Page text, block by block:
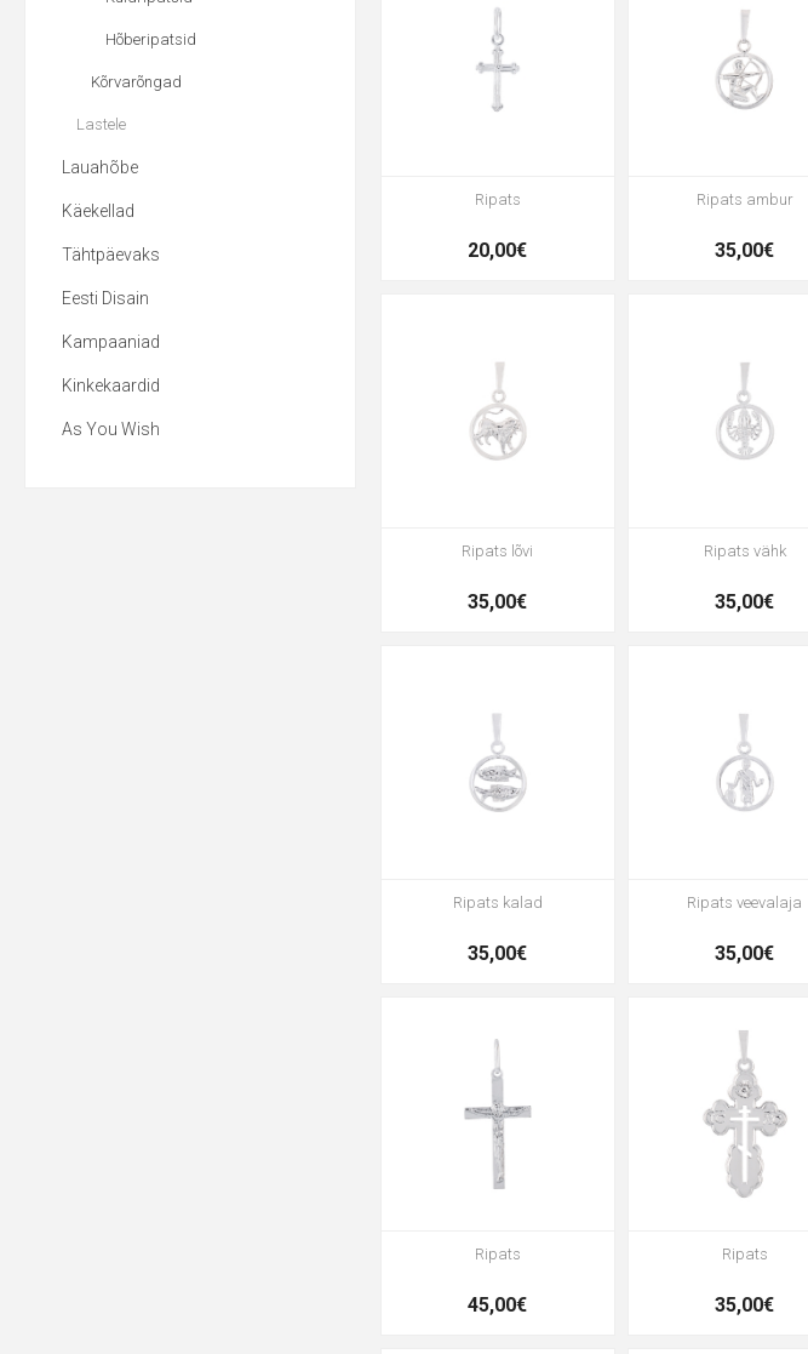
Ripats
20,00€
Ripats ambur
35,00€
Ripats lõvi
35,00€
Ripats vähk
35,00€
Ripats kalad
35,00€
Ripats veevalaja
35,00€
Ripats
45,00€
Ripats
35,00€
Hõberipatsid
Kõrvarõngad
Lastele
Lauahõbe
Käekellad
Tähtpäevaks
Eesti Disain
Kampaaniad
Kinkekaardid
As You Wish